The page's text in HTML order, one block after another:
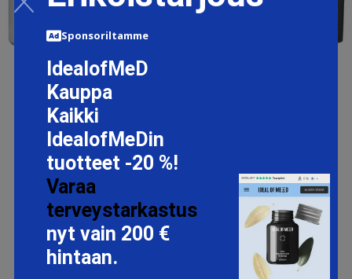
FIRMX COLLAGEN BOOSTING ROUTINE, PETER THOMAS
ROTH IHONHOITO
185.81 EUR
LISÄTIETOJA
Sponsoriltamme
IdealofMeD
Kauppa
Kaikki
IdealofMeDin
tuotteet -20 %!
Varaa
terveystarkastus
nyt vain 200 €
hintaan.